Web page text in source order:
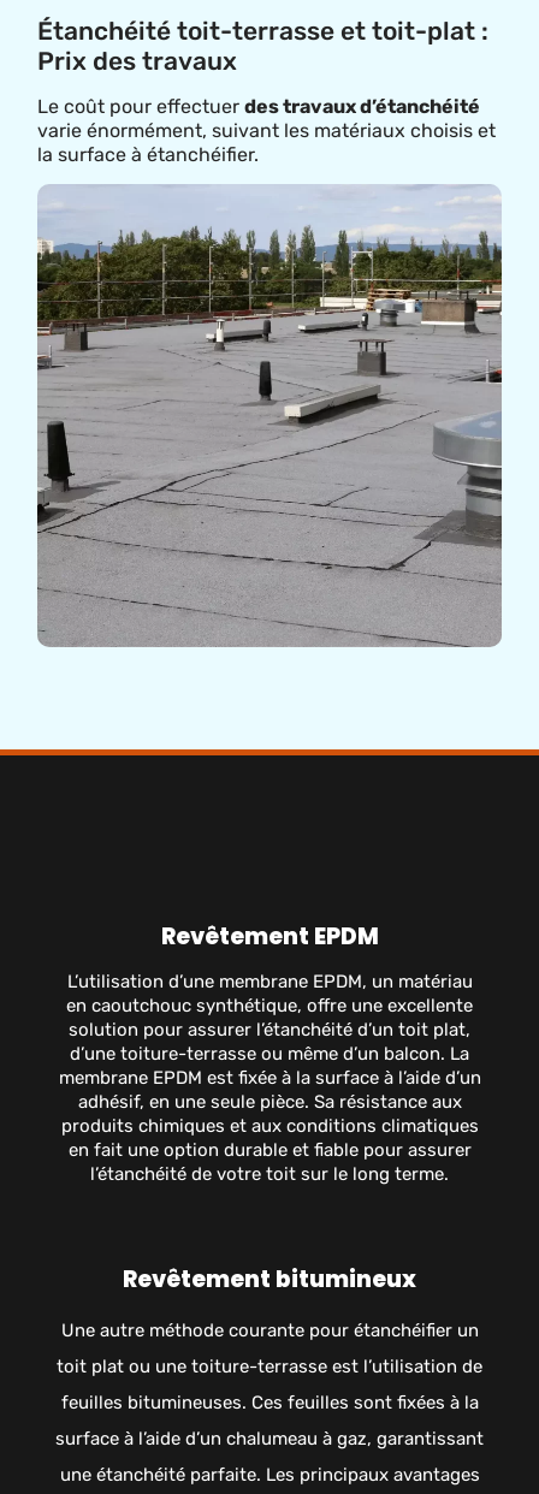
Étanchéité toit-terrasse et toit-plat :
Prix des travaux
Le coût pour effectuerdes travaux d’étanchéité
varie énormément, suivant les matériaux choisis et
la surface à étanchéifier.
Revêtement EPDM
L’utilisation d’une membrane EPDM, un matériau
en caoutchouc synthétique, offre une excellente
solution pour assurer l’étanchéité d’un toit plat,
d’une toiture-terrasse ou même d’un balcon. La
membrane EPDM est fixée à la surface à l’aide d’un
adhésif, en une seule pièce. Sa résistance aux
produits chimiques et aux conditions climatiques
en fait une option durable et fiable pour assurer
l’étanchéité de votre toit sur le long terme.
Revêtement bitumineux
Une autre méthode courante pour étanchéifier un
toit plat ou une toiture-terrasse est l’utilisation de
feuilles bitumineuses. Ces feuilles sont fixées à la
surface à l’aide d’un chalumeau à gaz, garantissant
une étanchéité parfaite. Les principaux avantages